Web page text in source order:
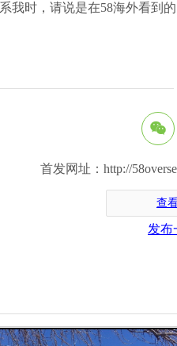
我时，请说是在58海外看到的
首发网址：http://
查
发布